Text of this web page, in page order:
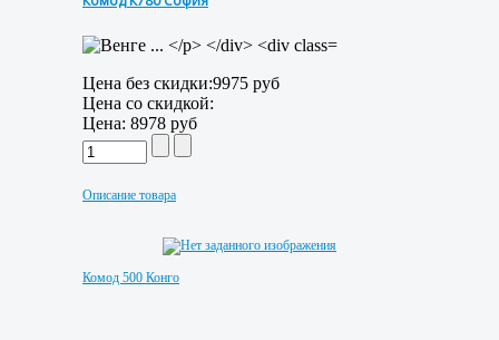
Цена без скидки:9975 руб
Цена со скидкой:
Цена: 8978 руб
Описание товара
Комод 500 Конго